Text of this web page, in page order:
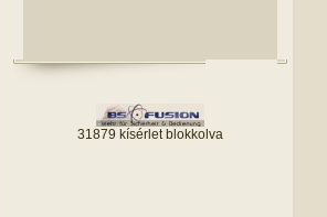
31879 kísérlet blokkolva